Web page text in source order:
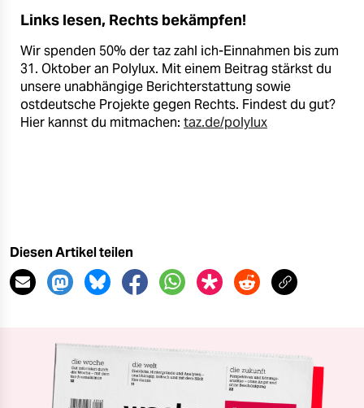
Links lesen, Rechts bekämpfen!
Wir spenden 50% der taz zahl ich-Einnahmen bis zum
31. Oktober an Polylux. Mit einem Beitrag stärkst du
unsere unabhängige Berichterstattung sowie
ostdeutsche Projekte gegen Rechts. Findest du gut?
Hier kannst du mitmachen: taz.de/polylux
Diesen Artikel teilen